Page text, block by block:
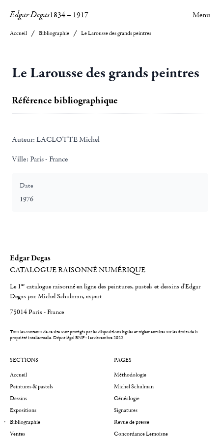
Edgar Degas1834– 1917 Menu
Accueil Bibliographie Le Larousse des grands peintres
Le Larousse des grands peintres
Référence bibliographique
Auteur: LACLOTTE Michel
Ville: Paris - France
Date
1976
Edgar Degas
CATALOGUE RAISONNÉ NUMÉRIQUE
Le 1er catalogue raisonné en ligne des peintures, pastels et dessins d'Edgar
Degas par Michel Schulman, expert
75014 Paris - France
Tous les contenus de ce site sont protégés par les dispositions légales et réglementaires sur les droits de la
propriété intellectuelle.Dépot légal BNF : 1er décembre 2022
SECTIONS
Accueil
Peintures & pastels
Dessins
Expositions
Bibliographie
Ventes
PAGES
Méthodologie
Michel Schulman
Généalogie
Signatures
Revue de presse
Concordance Lemoisne